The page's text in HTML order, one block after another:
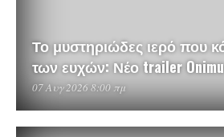
Το μυστηριώδες ιερό που
των ευχών: Νέο trailer
07 Αυγ 2026 8:00 πμ